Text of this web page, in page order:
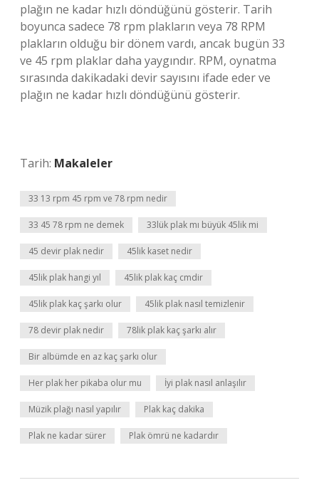
plağın ne kadar hızlı döndüğünü gösterir. Tarih
boyunca sadece 78 rpm plakların veya 78 RPM
plakların olduğu bir dönem vardı, ancak bugün 33
ve 45 rpm plaklar daha yaygındır. RPM, oynatma
sırasında dakikadaki devir sayısını ifade eder ve
plağın ne kadar hızlı döndüğünü gösterir.
Tarih: Makaleler
33 13 rpm 45 rpm ve 78 rpm nedir
33 45 78 rpm ne demek 33lük plak mı büyük 45lik mi
45 devir plak nedir 45lik kaset nedir
45lik plak hangi yıl 45lik plak kaç cmdir
45lik plak kaç şarkı olur 45lik plak nasıl temizlenir
78 devir plak nedir 78lik plak kaç şarkı alır
Bir albümde en az kaç şarkı olur
Her plak her pikaba olur mu İyi plak nasıl anlaşılır
Müzik plağı nasıl yapılır Plak kaç dakika
Plak ne kadar sürer Plak ömrü ne kadardır